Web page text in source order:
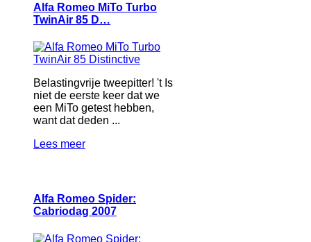
Alfa Romeo MiTo Turbo
TwinAir 85 D…
Belastingvrije tweepitter! 't Is
niet de eerste keer dat we
een MiTo getest hebben,
want dat deden ...
Lees meer
Alfa Romeo Spider:
Cabriodag 2007